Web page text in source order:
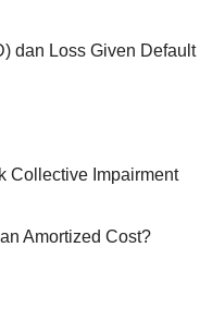
dan Loss Given Default
Collective Impairment
Amortized Cost?